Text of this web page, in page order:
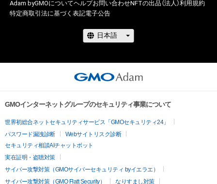
Adam byGMOについてヘルプお問い合わせNFTの出品（法人）利用規約
特定商取引法に基づく表記電子公告
GMOインターネットグループのセキュリティ事業について
世界初総合ネットセキュリティサービス「GMOセキュリティ24」
パスワード漏洩診断
Webサイトリスク診断
セキュリティ相談AIチャットボット
実在証明・盗聴対策
サイバー攻撃対策（GMOサイバーセキュリティ byイエラエ）
サイバー攻撃対策（GMO Flatt Security）
なりすまし対策